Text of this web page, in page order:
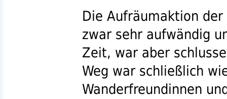
Die Aufräumaktion
zwar sehr aufwändig
Zeit, war aber
Weg war schließlich
Wanderfreundinnen